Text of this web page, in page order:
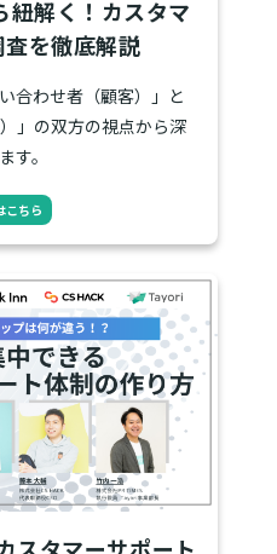
解く！カスタマ
を徹底解説
合わせ者（顧客）」と
」の双方の視点から深
す。
こちら